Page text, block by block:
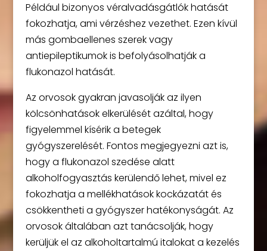
Például bizonyos véralvadásgátlók hatását
fokozhatja, ami vérzéshez vezethet. Ezen kívül
más gombaellenes szerek vagy
antiepileptikumok is befolyásolhatják a
flukonazol hatását.
Az orvosok gyakran javasolják az ilyen
kölcsönhatások elkerülését azáltal, hogy
figyelemmel kísérik a betegek
gyógyszerelését. Fontos megjegyezni azt is,
hogy a flukonazol szedése alatt
alkoholfogyasztás kerülendő lehet, mivel ez
fokozhatja a mellékhatások kockázatát és
csökkentheti a gyógyszer hatékonyságát. Az
orvosok általában azt tanácsolják, hogy
kerüljük el az alkoholtartalmú italokat a kezelés